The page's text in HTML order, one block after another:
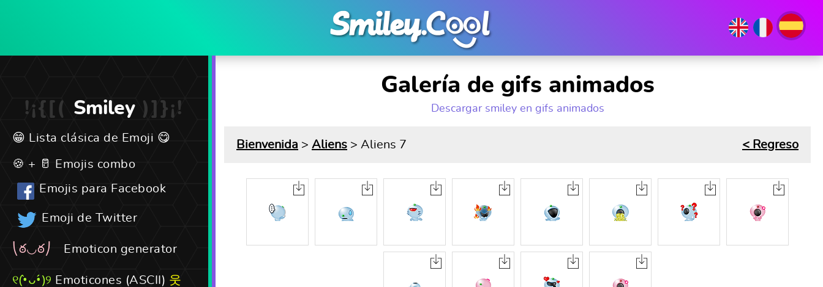
Smiley
Lista clásica de Emoji
Emojis combo
Emojis para Facebook
Emoji de Twitter
Emoticon generator
Emoticones (ASCII)
Galería de gifs animados
Descargar smiley en gifs animados
Bienvenida > Aliens > Aliens 7 < Regreso